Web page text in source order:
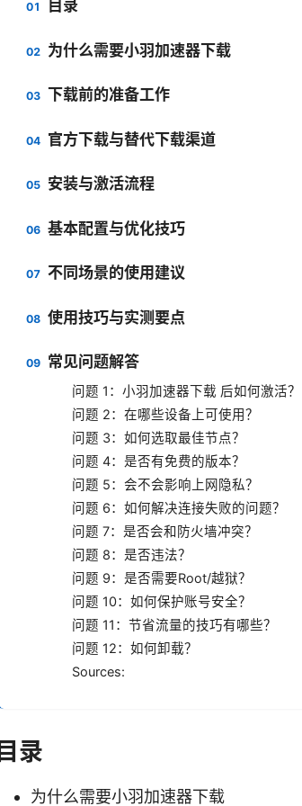
目录
为什么需要小羽加速器下载
下载前的准备工作
官方下载与替代下载渠道
安装与激活流程
基本配置与优化技巧
不同场景的使用建议
使用技巧与实测要点
常见问题解答
问题 1：小羽加速器下载 后如何激活？
问题 2：在哪些设备上可使用？
问题 3：如何选取最佳节点？
问题 4：是否有免费的版本？
问题 5：会不会影响上网隐私？
问题 6：如何解决连接失败的问题？
问题 7：是否会和防火墙冲突？
问题 8：是否违法？
问题 9：是否需要Root/越狱？
问题 10：如何保护账号安全？
问题 11：节省流量的技巧有哪些？
问题 12：如何卸载？
Sources:
目录
为什么需要小羽加速器下载